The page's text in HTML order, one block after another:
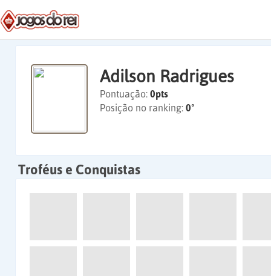
Adilson Radrigues
Pontuação: 0pts
Posição no ranking: 0º
Troféus e Conquistas